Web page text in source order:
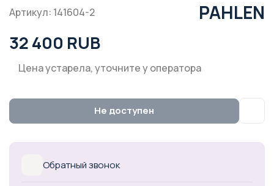
Артикул: 141604-2 PAHLEN
32 400 RUB
Цена устарела, уточните у оператора
Не доступен
Обратный звонок